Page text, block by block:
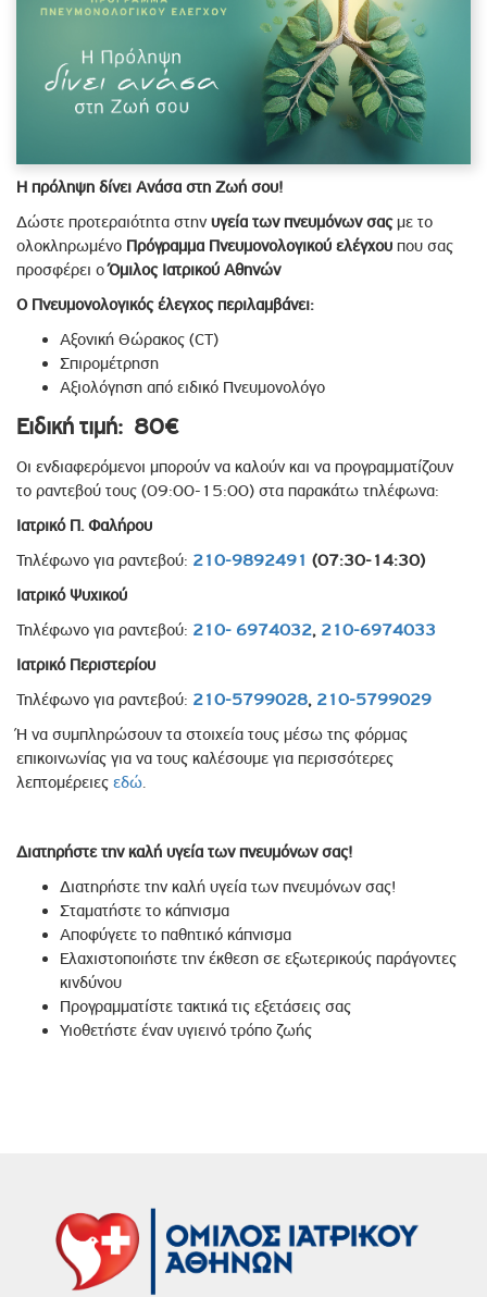
Η πρόληψη δίνει Ανάσα στη Ζωή σου!
Δώστε προτεραιότητα στην υγεία των πνευμόνων σαςμε το
ολοκληρωμένο Πρόγραμμα Πνευμονολογικού ελέγχου που σας
προσφέρει οΌμιλος Ιατρικού Αθηνών
Ο Πνευμονολογικός έλεγχος περιλαμβάνει:
Αξονική Θώρακος (CT)
Σπιρομέτρηση
Αξιολόγηση από ειδικό Πνευμονολόγο
Ειδική τιμή: 80€
Οι ενδιαφερόμενοι μπορούν να καλούν και να προγραμματίζουν
το ραντεβού τους (09:00-15:00) στα παρακάτω τηλέφωνα:
Ιατρικό Π. Φαλήρου
Τηλέφωνο για ραντεβού: 210-9892491 (07:30-14:30)
Ιατρικό Ψυχικού
Τηλέφωνο για ραντεβού: 210- 6974032, 210-6974033
Ιατρικό Περιστερίου
Τηλέφωνο για ραντεβού: 210-5799028, 210-5799029
Ή να συμπληρώσουν τα στοιχεία τους μέσω της φόρμας
επικοινωνίας για να τους καλέσουμε για περισσότερες
λεπτομέρειες εδώ.
Διατηρήστε την καλή υγεία των πνευμόνων σας!
Διατηρήστε την καλή υγεία των πνευμόνων σας!
Σταματήστε το κάπνισμα
Αποφύγετε το παθητικό κάπνισμα
Ελαχιστοποιήστε την έκθεση σε εξωτερικούς παράγοντες
κινδύνου
Προγραμματίστε τακτικά τις εξετάσεις σας
Υιοθετήστε έναν υγιεινό τρόπο ζωής